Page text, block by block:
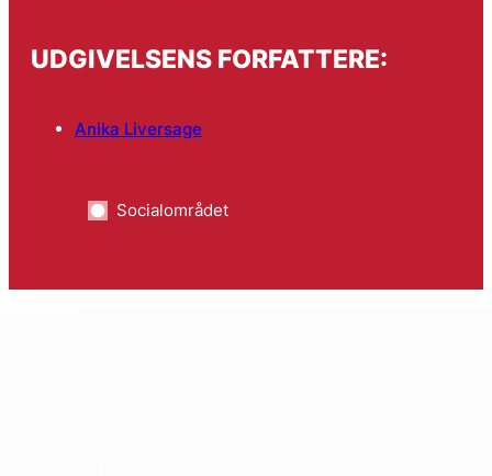
UDGIVELSENS FORFATTERE:
Anika Liversage
Socialområdet